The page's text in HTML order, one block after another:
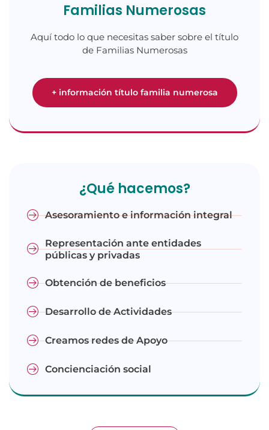
Familias Numerosas
Aquí todo lo que necesitas saber sobre el título
de Familias Numerosas
+ información título familia numerosa
¿Qué hacemos?
Asesoramiento e información integral
Representación ante entidades
públicas y privadas
Obtención de beneficios
Desarrollo de Actividades
Creamos redes de Apoyo
Concienciación social